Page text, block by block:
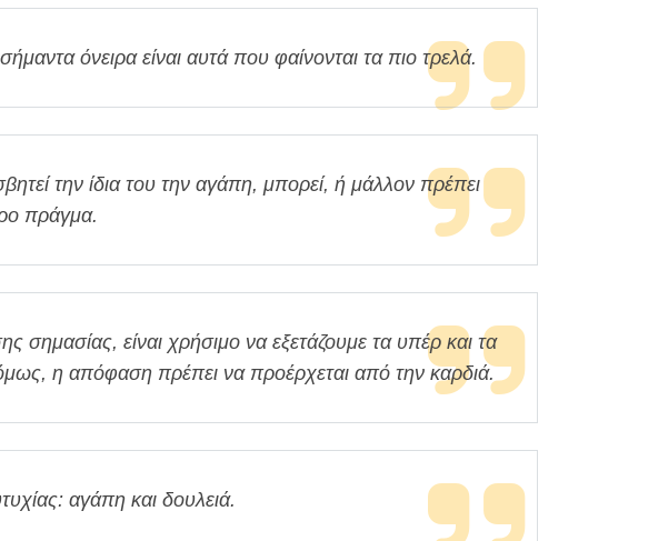
όνειρα είναι αυτά που φαίνονται τα πιο τρελά.
την ίδια του την αγάπη, μπορεί, ή μάλλον πρέπει
πράγμα.
σημασίας, είναι χρήσιμο να εξετάζουμε τα υπέρ και τα
η απόφαση πρέπει να προέρχεται από την καρδιά.
αγάπη και δουλειά.